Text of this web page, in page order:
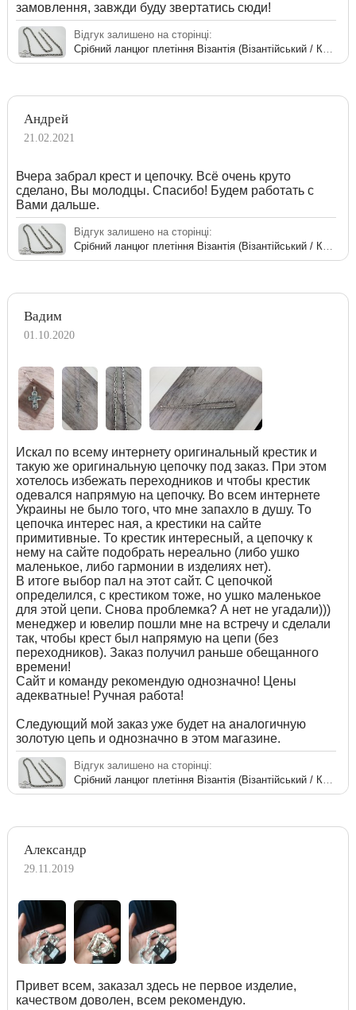
замовлення, завжди буду звертатись сюди!
Відгук залишено на сторінці:
Андрей
21.02.2021
Вчера забрал крест и цепочку. Всё очень круто
сделано, Вы молодцы. Спасибо! Будем работать с
Вами дальше.
Відгук залишено на сторінці:
Вадим
01.10.2020
Искал по всему интернету оригинальный крестик и
такую же оригинальную цепочку под заказ. При этом
хотелось избежать переходников и чтобы крестик
одевался напрямую на цепочку. Во всем интернете
Украины не было того, что мне запахло в душу. То
цепочка интерес ная, а крестики на сайте
примитивные. То крестик интересный, а цепочку к
нему на сайте подобрать нереально (либо ушко
маленькое, либо гармонии в изделиях нет).
В итоге выбор пал на этот сайт. С цепочкой
определился, с крестиком тоже, но ушко маленькое
для этой цепи. Снова проблемка? А нет не угадали)))
менеджер и ювелир пошли мне на встречу и сделали
так, чтобы крест был напрямую на цепи (без
переходников). Заказ получил раньше обещанного
времени!
Сайт и команду рекомендую однозначно! Цены
адекватные! Ручная работа!
Следующий мой заказ уже будет на аналогичную
золотую цепь и однозначно в этом магазине.
Відгук залишено на сторінці:
Александр
29.11.2019
Привет всем, заказал здесь не первое изделие,
качеством доволен, всем рекомендую.